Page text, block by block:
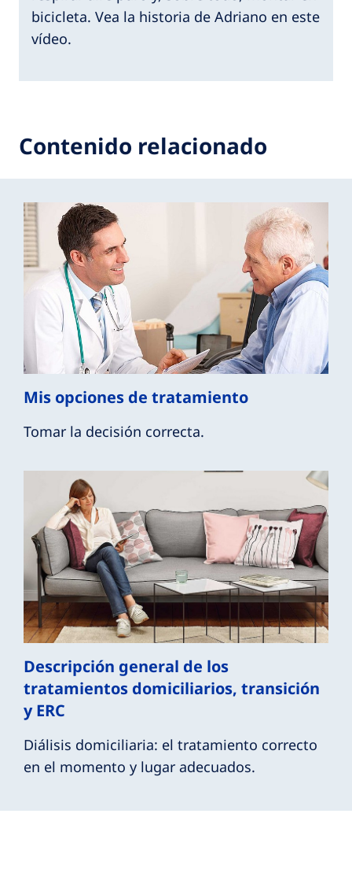
bicicleta. Vea la historia de Adriano en este
vídeo.
Contenido relacionado
Mis opciones de tratamiento
Tomar la decisión correcta.
Descripción general de los
tratamientos domiciliarios, transición
y ERC
Diálisis domiciliaria: el tratamiento correcto
en el momento y lugar adecuados.